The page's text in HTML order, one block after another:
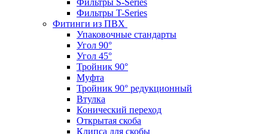
Фильтры T-Series
Фитинги из ПВХ
Упаковочные стандарты
Угол 90°
Угол 45°
Тройник 90°
Муфта
Тройник 90° редукционный
Втулка
Конический переход
Открытая скоба
Клипса для скобы